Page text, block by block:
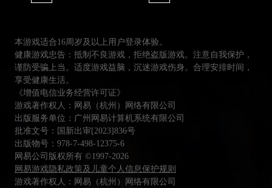
本游戏适合16周岁及以上用户登录体验。
健康游戏忠告：抵制不良游戏，拒绝盗版游戏。注意自我保护，
谨防受骗上当。适度游戏益脑，沉迷游戏伤身。合理安排时间，
享受健康生活。
《增值电信业务经营许可证》
游戏著作权人：网易（杭州）网络有限公司
出版服务单位：广州网易计算机系统有限公司
批准文号：国新出审[2023]836号
出版物号：978-7-498-12375-6
网易公司版权所有 ©1997-2026
网易游戏隐私政策及儿童个人信息保护规则
游戏著作权人：网易（杭州）网络有限公司